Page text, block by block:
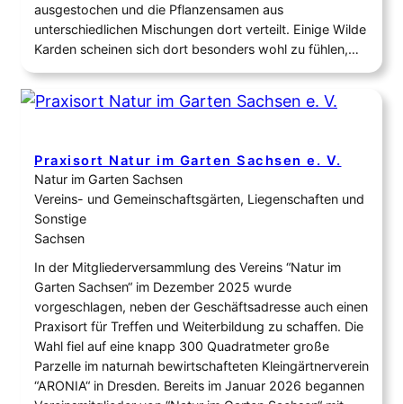
ausgestochen und die Pflanzensamen aus
unterschiedlichen Mischungen dort verteilt. Einige Wilde
Karden scheinen sich dort besonders wohl zu fühlen,…
Praxisort Natur im Garten Sachsen e. V.
Natur im Garten Sachsen
Vereins- und Gemeinschaftsgärten, Liegenschaften und
Sonstige
Sachsen
In der Mitgliederversammlung des Vereins “Natur im
Garten Sachsen“ im Dezember 2025 wurde
vorgeschlagen, neben der Geschäftsadresse auch einen
Praxisort für Treffen und Weiterbildung zu schaffen. Die
Wahl fiel auf eine knapp 300 Quadratmeter große
Parzelle im naturnah bewirtschafteten Kleingärtnerverein
“ARONIA“ in Dresden. Bereits im Januar 2026 begannen